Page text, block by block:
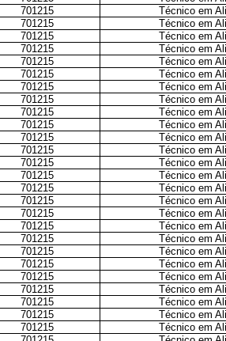
701215
Técnico em
701215
Técnico em
701215
Técnico em
701215
Técnico em
701215
Técnico em
701215
Técnico em
701215
Técnico em
701215
Técnico em
701215
Técnico em
701215
Técnico em
701215
Técnico em
701215
Técnico em
701215
Técnico em
701215
Técnico em
701215
Técnico em
701215
Técnico em
701215
Técnico em
701215
Técnico em
701215
Técnico em
701215
Técnico em
701215
Técnico em
701215
Técnico em
701215
Técnico em
701215
Técnico em
701215
Técnico em
701215
Técnico em